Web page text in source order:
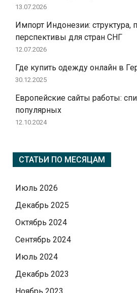
13.07.2026
Импорт Индонезии: структура,
перспективы для стран СНГ
12.07.2026
Где купить одежду онлайн в
30.12.2025
Европейские сайты работы:
популярных
12.10.2024
СТАТЬИ ПО МЕСЯЦАМ
Июль 2026
Декабрь 2025
Октябрь 2024
Сентябрь 2024
Июль 2024
Декабрь 2023